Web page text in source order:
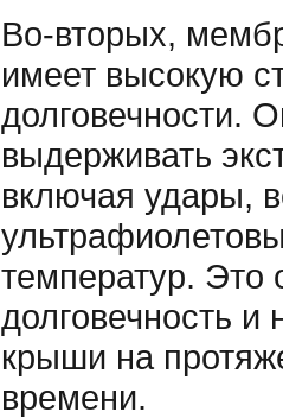
Во-вторых,
имеет высокую
долговечности.
выдерживать
включая удары,
температур. Это
долговечность
крыши на
времени.